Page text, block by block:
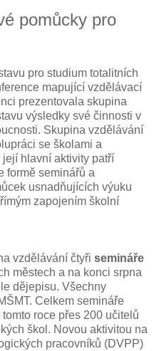
pomůcky pro
pro studium totalitních
mapující vzdělávací
prezentovala skupina
výsledky své činnosti v
Skupina vzdělávání
se školami a
hlavní aktivity patří
formě seminářů a
usnadňujících výuku
zapojením školní
vzdělávání čtyři semináře
městech a na konci srpna
dějepisu. Všechny
Celkem semináře
roce přes 200 učitelů
škol. Novou aktivitou na
pracovníků (DVPP)